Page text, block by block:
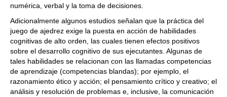
numérica, verbal y la toma de decisiones.
Adicionalmente algunos estudios señalan que la práctica del
juego de ajedrez exige la puesta en acción de habilidades
cognitivas de alto orden, las cuales tienen efectos positivos
sobre el desarrollo cognitivo de sus ejecutantes. Algunas de
tales habilidades se relacionan con las llamadas competencias
de aprendizaje (competencias blandas); por ejemplo, el
razonamiento ético y acción; el pensamiento crítico y creativo; el
análisis y resolución de problemas e, inclusive, la comunicación